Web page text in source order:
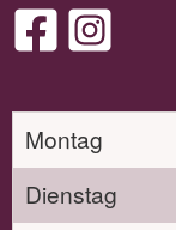
Montag
Dienstag